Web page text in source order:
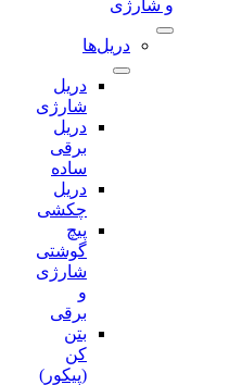
و شارژی
دریل‌ها
دریل
شارژی
دریل
دریل
چکشی
گوشتی
شارژی
(پیکور)